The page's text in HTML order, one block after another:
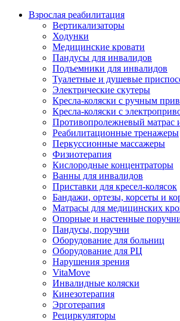
Взрослая реабилитация
Вертикализаторы
Ходунки
Медицинские кровати
Пандусы для инвалидов
Подъемники для инвалидов
Туалетные и душевые
Электрические скутеры
Кресла-коляски с ручным
Кресла-коляски с
Противопролежневый матрас
Реабилитационные тренажеры
Перкуссионные массажеры
Физиотерапия
Кислородные концентраторы
Ванны для инвалидов
Приставки для кресел-колясок
Бандажи, ортезы, корсеты и
Матрасы для медицинских
Опорные и настенные
Пандусы, поручни
Оборудование для больниц
Оборудование для РЦ
Нарушения зрения
VitaMove
Инвалидные коляски
Кинезотерапия
Эрготерапия
Рециркуляторы